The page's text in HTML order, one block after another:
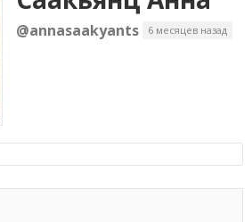
@annasaakyants 6 месяцев назад